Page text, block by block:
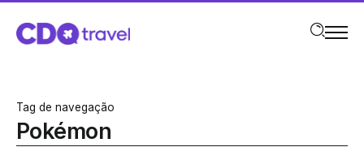
Tag de navegação
Pokémon